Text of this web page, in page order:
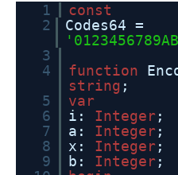
1
const
2
Codes64 =
3
4
function
string ;
5
var
6
i: Integer;
7
a: Integer;
8
x: Integer;
9
b: Integer;